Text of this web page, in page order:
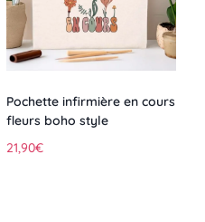
Pochette infirmière en cours
fleurs boho style
21,90€